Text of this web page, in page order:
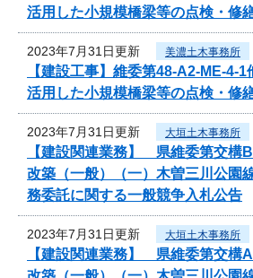
活用した小規模橋梁等の点検・修
2023年7月31日更新 美濃土木事務所
【建設工事】維委第48-A2-ME-
活用した小規模橋梁等の点検・修
2023年7月31日更新 大垣土木事務所
【建設関連業務】 県維委第交
改築（一般）（一）木曽三川公
務委託に関する一般競争入札公告
2023年7月31日更新 大垣土木事務所
【建設関連業務】 県維委第交